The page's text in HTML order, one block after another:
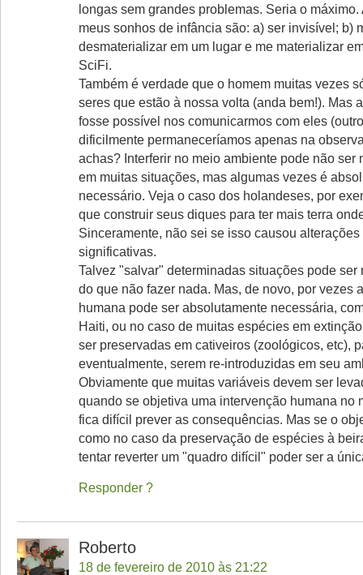
longas sem grandes problemas. Seria o máximo.
meus sonhos de infância são: a) ser invisível; b)
desmaterializar em um lugar e me materializar
SciFi.
Também é verdade que o homem muitas vezes
seres que estão à nossa volta (anda bem!). Mas
fosse possível nos comunicarmos com eles
dificilmente permaneceríamos apenas na
achas? Interferir no meio ambiente pode não ser
em muitas situações, mas algumas vezes é
necessário. Veja o caso dos holandeses, por
que construir seus diques para ter mais terra
Sinceramente, não sei se isso causou
significativas.
Talvez "salvar" determinadas situações pode ser
do que não fazer nada. Mas, de novo, por vezes
humana pode ser absolutamente necessária,
Haiti, ou no caso de muitas espécies em
ser preservadas em cativeiros (zoológicos, etc),
eventualmente, serem re-introduzidas em seu
Obviamente que muitas variáveis devem ser
quando se objetiva uma intervenção humana no
fica difícil prever as consequências. Mas se o
como no caso da preservação de espécies à
tentar reverter um "quadro difícil" poder ser a
Responder
Roberto
18 de fevereiro de 2010 às 21:22